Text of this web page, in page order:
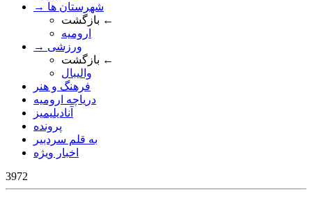
→ شهرستان ها
بازگشت ←
ارومیه
→ ورزشی
بازگشت ←
والیبال
فرهنگ و هنر
دریاچه ارومیه
آنادیلیمیز
پرونده
به قلم سردبیر
اخبار ویژه
3972